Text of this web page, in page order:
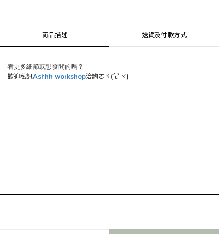
商品描述 送貨及付款方式
看更多細節或想發問的嗎？
歡迎私訊Ashhh workshop洽詢ㄛヾ(´ε` ヾ)